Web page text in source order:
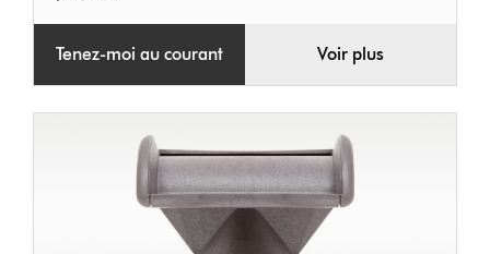
Tenez-moi au courant Voir plus